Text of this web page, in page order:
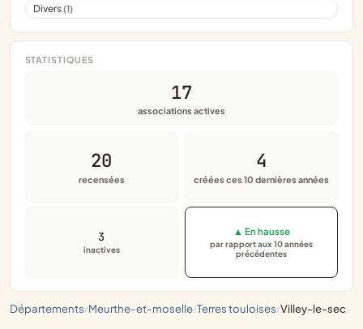
départements/ meurthe-et-moselle/ terres touloises/ villey-le-sec
Divers(1)
STATISTIQUES
17
associations actives
20
recensées
4
créées ces 10 dernières années
3
inactives
▲ En hausse
par rapport aux 10 années
précédentes